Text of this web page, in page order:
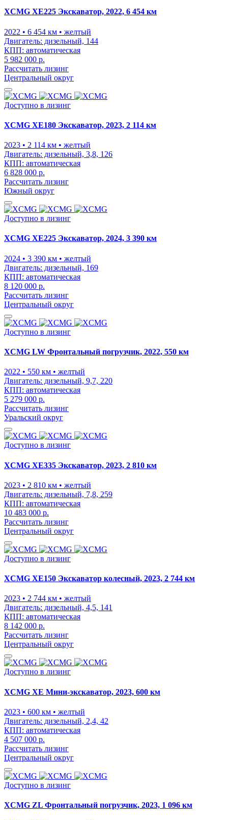
XCMG XE225 Экскаватор, 2022, 6 454 км
2022 • 6 454 км • желтый
Двигатель: дизельный, 144
КПП: автоматическая
5 982 000 р.
Рассчитать лизинг
Центральный округ
Доступно в лизинг
XCMG XE180 Экскаватор, 2023, 2 114 км
2023 • 2 114 км • желтый
Двигатель: дизельный, 3,8, 126
КПП: автоматическая
6 828 000 р.
Рассчитать лизинг
Южный округ
Доступно в лизинг
XCMG XE225 Экскаватор, 2024, 3 390 км
2024 • 3 390 км • желтый
Двигатель: дизельный, 169
КПП: автоматическая
8 120 000 р.
Рассчитать лизинг
Центральный округ
Доступно в лизинг
XCMG LW Фронтальный погрузчик, 2022, 550 км
2022 • 550 км • желтый
Двигатель: дизельный, 9,7, 220
КПП: автоматическая
5 279 000 р.
Рассчитать лизинг
Уральский округ
Доступно в лизинг
XCMG XE335 Экскаватор, 2023, 2 810 км
2023 • 2 810 км • желтый
Двигатель: дизельный, 7,8, 259
КПП: автоматическая
10 483 000 р.
Рассчитать лизинг
Центральный округ
Доступно в лизинг
XCMG XE150 Экскаватор колесный, 2023, 2 744 км
2023 • 2 744 км • желтый
Двигатель: дизельный, 4,5, 141
КПП: автоматическая
8 142 000 р.
Рассчитать лизинг
Центральный округ
Доступно в лизинг
XCMG XE Мини-экскаватор, 2023, 600 км
2023 • 600 км • желтый
Двигатель: дизельный, 2,4, 42
КПП: автоматическая
4 507 000 р.
Рассчитать лизинг
Центральный округ
Доступно в лизинг
XCMG ZL Фронтальный погрузчик, 2023, 1 096 км